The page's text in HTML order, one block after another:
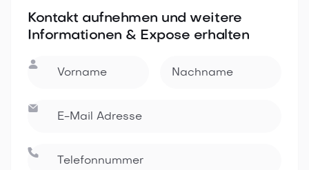
Kontakt aufnehmen und weitere
Informationen & Expose erhalten


